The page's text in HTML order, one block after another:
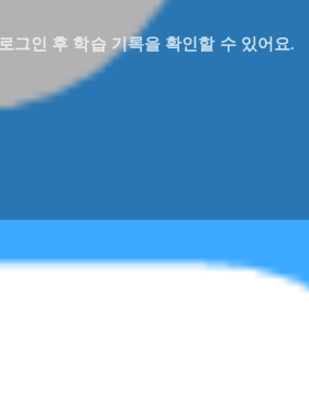
로그인 후 학습 기록을 확인할 수 있어요.